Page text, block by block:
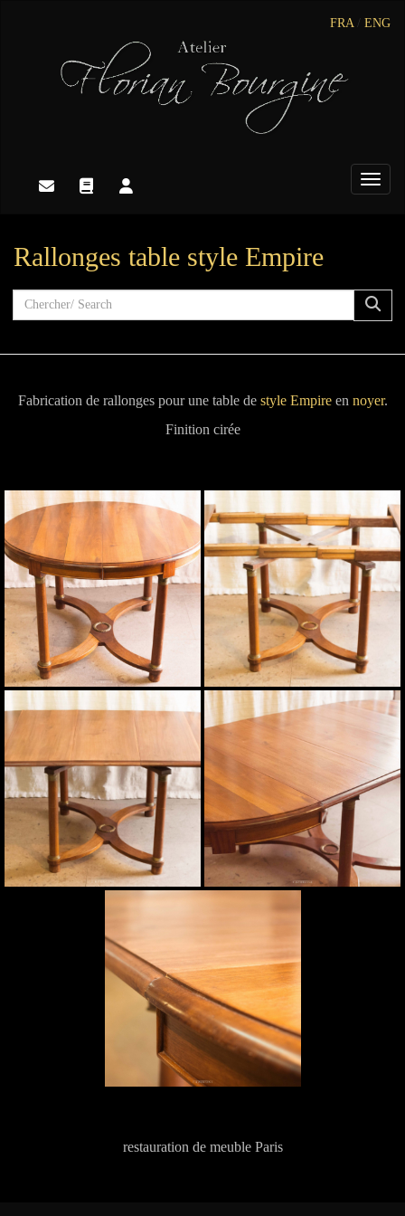
FRA/ ENG
Rallonges table style Empire
Fabrication de rallonges pour une table de style Empireen noyer.
Finition cirée
restauration de meuble Paris